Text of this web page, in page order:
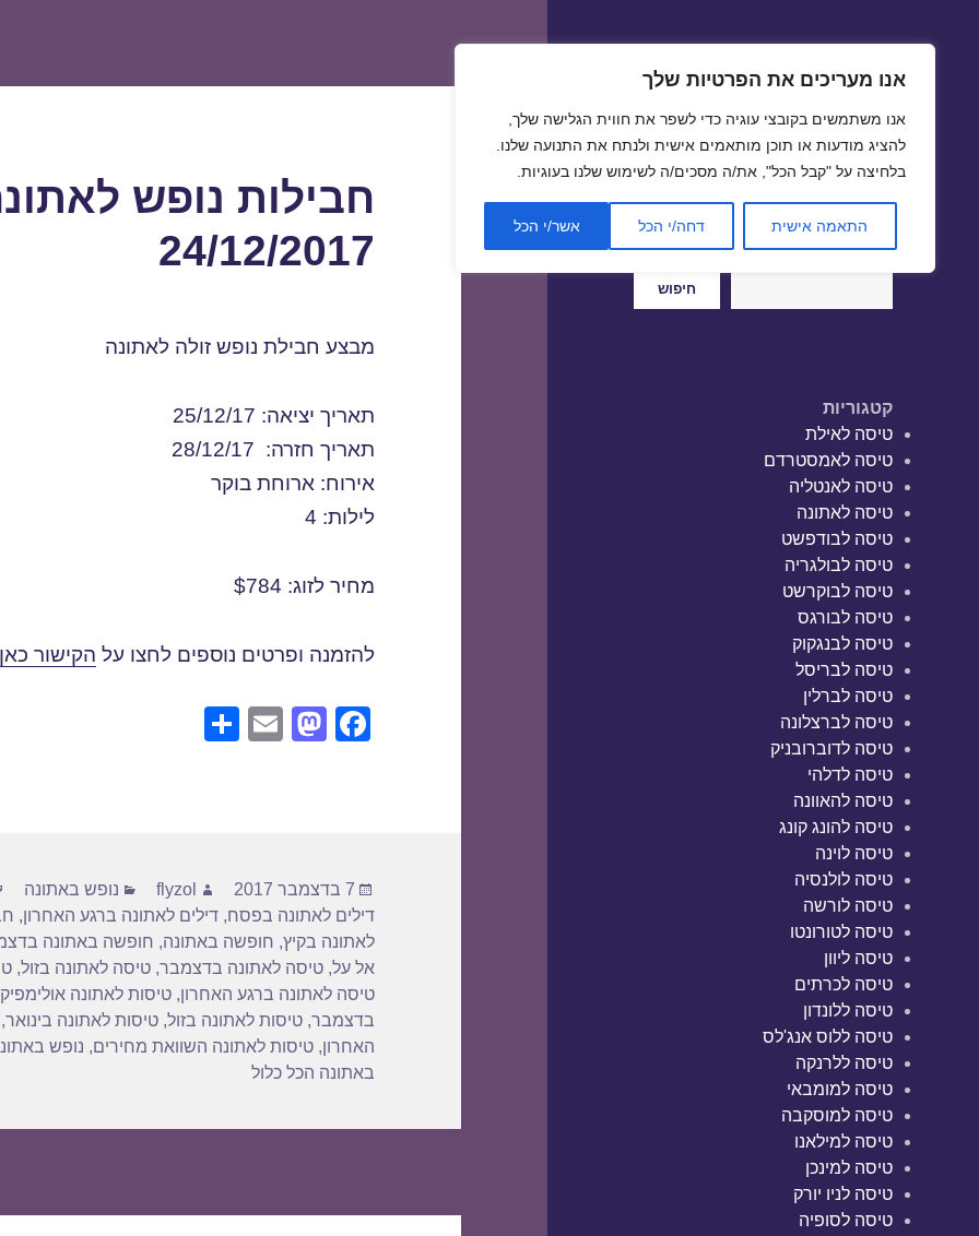
אנו מעריכים את הפרטיות שלך
אנו משתמשים בקובצי עוגיה כדי לשפר את חווית הגלישה שלך,
להציג מודעות או תוכן מותאמים אישית ולנתח את התנועה שלנו.
בלחיצה על "קבל הכל", את/ה מסכים/ה לשימוש שלנו בעוגיות.
התאמה אישית דחה/י הכל אשר/י הכל
טיסה זולה | טיסות זולות
חיפוש
חיפוש
קטגוריות
טיסה לאילת
טיסה לאמסטרדם
טיסה לאנטליה
טיסה לאתונה
טיסה לבודפשט
טיסה לבולגריה
טיסה לבוקרשט
טיסה לבורגס
טיסה לבנגקוק
טיסה לבריסל
טיסה לברלין
טיסה לברצלונה
טיסה לדוברובניק
טיסה לדלהי
טיסה להאוונה
טיסה להונג קונג
טיסה לוינה
טיסה לולנסיה
טיסה לורשה
טיסה לטורונטו
טיסה ליוון
טיסה לכרתים
טיסה ללונדון
טיסה ללוס אנג'לס
טיסה ללרנקה
טיסה למומבאי
טיסה למוסקבה
טיסה למילאנו
טיסה למינכן
טיסה לניו יורק
טיסה לסופיה
חבילות נופש
24/12/2017
מבצע חבילת נופש זולה לאתונה
תאריך יציאה: 25/12/17
תאריך חזרה: 28/12/17
אירוח: ארוחת בוקר
לילות: 4
מחיר לזוג: $784
להזמנה ופרטים נוספים לחצו על הקישור
F
o
o
k
M
o
n
E
פורסם
בתאריך
7 בדצמבר 2017 מחבר
flyzol קטגוריות
נופש באתונה
דילים לאתונה בפסח,דילים לאתונה ברגע האחרון,
לאתונה בקיץ, חופשה באתונה, חופשה באתונה
אל על,טיסה לאתונה בדצמבר,טיסה לאתונה בזול,
טיסה לאתונה ברגע האחרון,טיסות לאתונה אולימפיק
בדצמבר,טיסות לאתונה בזול,טיסות לאתונה בינואר
האחרון,טיסות לאתונה השוואת מחירים, נופש
באתונה הכל כלול